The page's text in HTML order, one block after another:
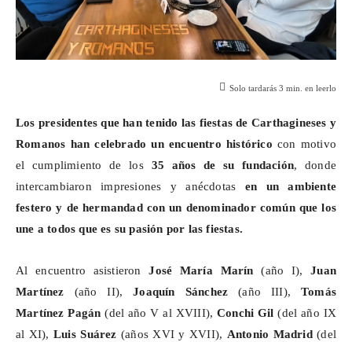
Solo tardarás 3 min. en leerlo
Los presidentes que han tenido las fiestas de Carthagineses y
Romanos han celebrado un encuentro histórico con motivo
el cumplimiento de los 35 años de su fundación, donde
intercambiaron impresiones y anécdotas en un ambiente
festero y de hermandad con un denominador común que los
une a todos que es su pasión por las fiestas.
Al encuentro asistieronJosé María Marín (año I),Juan
Martínez (año II),Joaquín Sánchez (año III),Tomás
Martínez Pagán (del año V al XVIII), Conchi Gil (del año IX
al XI),Luis Suárez (años XVI y XVII), Antonio Madrid(del